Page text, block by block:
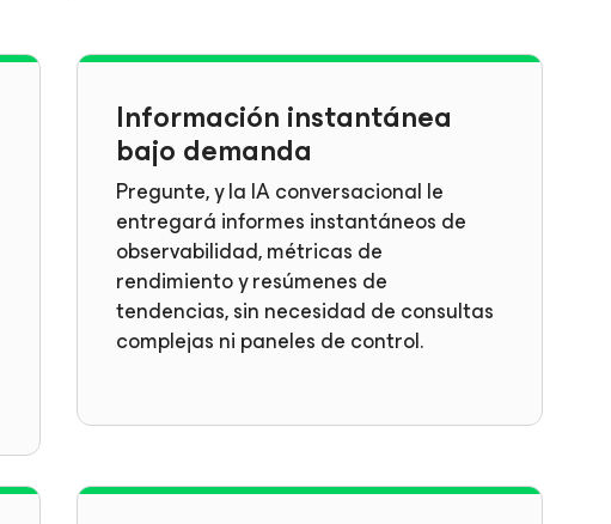
Información instantánea
bajo demanda
Pregunte, y la IA conversacional le
entregará informes instantáneos de
observabilidad, métricas de
rendimiento y resúmenes de
tendencias, sin necesidad de consultas
complejas ni paneles de control.